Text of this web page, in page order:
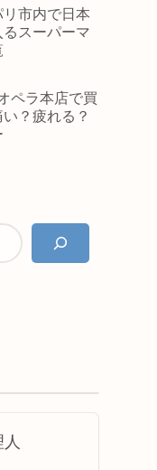
市内で日本
スーパーマ
ペラ本店で買
？疲れる？